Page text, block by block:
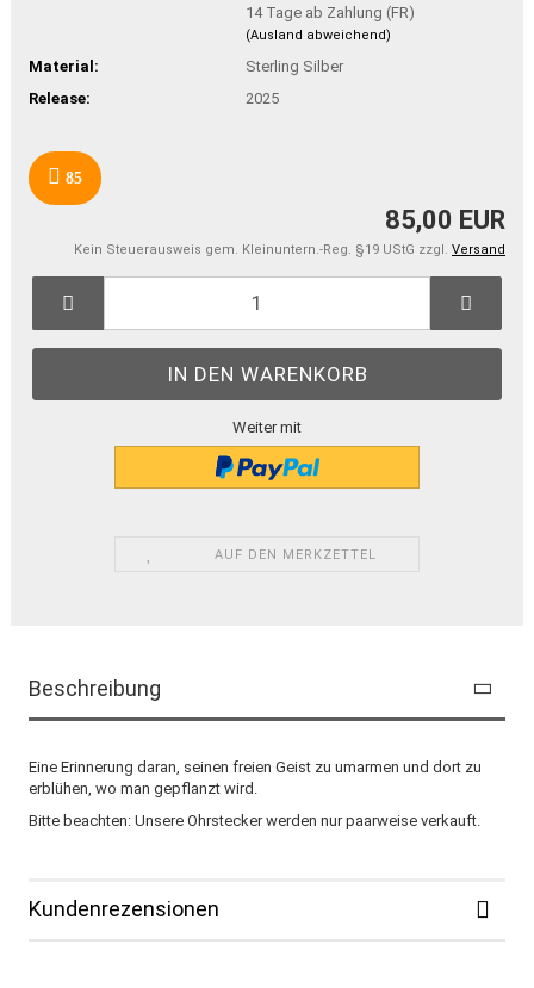
14 Tage ab Zahlung (FR)
(Ausland abweichend)
Material:
Sterling Silber
Release:
2025
85
85,00 EUR
Kein Steuerausweis gem. Kleinuntern.-Reg. §19 UStG zzgl. Versand
Weiter mit
AUF DEN MERKZETTEL
Beschreibung
Eine Erinnerung daran, seinen freien Geist zu umarmen und dort zu
erblühen, wo man gepflanzt wird.
Bitte beachten: Unsere Ohrstecker werden nur paarweise verkauft.
Kundenrezensionen